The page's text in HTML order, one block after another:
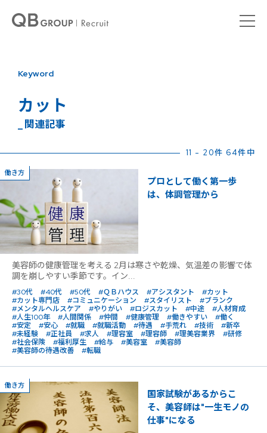
Keyword
カット
_ 関連記事
11 - 20件 64件中
働き方
プロとして働く第一歩
は、体調管理から
美容師の健康管理を考える 2月は寒さや乾燥、気温差の影響で体
調を崩しやすい季節です。イン...
#30代 #40代 #50代 #ＱＢハウス #アシスタント
#カット
#カット専門店
#コミュニケーション #スタイリスト
#ブランク
#メンタルヘルスケア
#やりがい #ロジスカット #中途
#人材育成
#人生100年
#人間関係 #仲間 #健康管理 #働きやすい
#働く
#安定
#安心 #就職 #就職活動 #待遇 #手荒れ #技術
#新卒
#未経験
#正社員 #求人 #理容室 #理容師 #理美容業界
#研修
#社会保険
#福利厚生 #給与 #美容室
#美容師
#美容師の待遇改善
#転職
働き方
国家試験があるからこ
そ、美容師は"一生モノの
仕事"になる